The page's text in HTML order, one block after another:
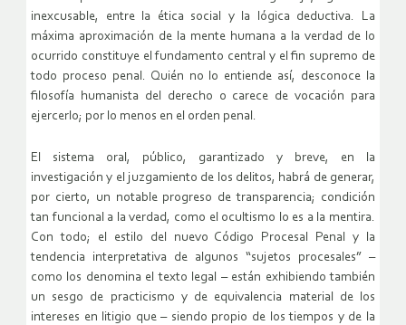
inexcusable, entre la ética social y la lógica deductiva. La
máxima aproximación de la mente humana a la verdad de lo
ocurrido constituye el fundamento central y el fin supremo de
todo proceso penal. Quién no lo entiende así, desconoce la
filosofía humanista del derecho o carece de vocación para
ejercerlo; por lo menos en el orden penal.
El sistema oral, público, garantizado y breve, en la
investigación y el juzgamiento de los delitos, habrá de generar,
por cierto, un notable progreso de transparencia; condición
tan funcional a la verdad, como el ocultismo lo es a la mentira.
Con todo; el estilo del nuevo Código Procesal Penal y la
tendencia interpretativa de algunos “sujetos procesales” –
como los denomina el texto legal – están exhibiendo también
un sesgo de practicismo y de equivalencia material de los
intereses en litigio que – siendo propio de los tiempos y de la